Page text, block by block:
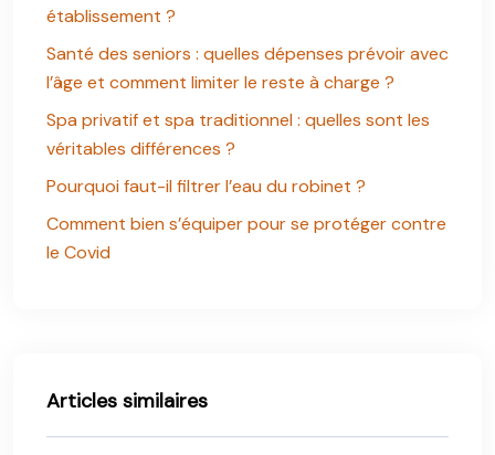
établissement ?
Santé des seniors : quelles dépenses prévoir avec
l’âge et comment limiter le reste à charge ?
Spa privatif et spa traditionnel : quelles sont les
véritables différences ?
Pourquoi faut-il filtrer l’eau du robinet ?
Comment bien s’équiper pour se protéger contre
le Covid
Articles similaires